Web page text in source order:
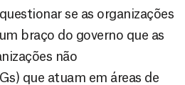
se as organizações
braço do governo que as
não
que atuam em áreas de